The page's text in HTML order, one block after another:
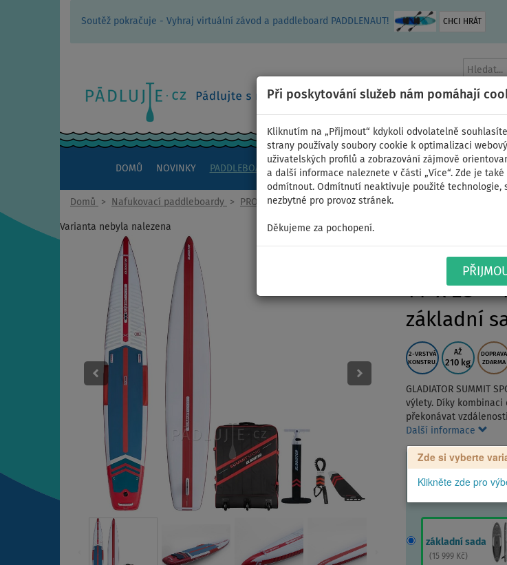
Soutěž pokračuje - Vyhraj virtuální závod a paddleboard PADDLENAUT! CHCI HRÁT
Při poskytování služeb nám pomáhají
Kliknutím na „Přijmout“ kdykoli odvolatelně
strany používaly soubory cookie k optimalizaci
uživatelských profilů a zobrazování zájmově
a další informace naleznete v části „Více“. Zde je
odmítnout. Odmítnutí neaktivuje použité technologie,
nezbytné pro provoz stránek.
Děkujeme za pochopení.
DOMŮ NOVINKY PADDLEBOARDY KAJAKY ČLUNY A MOTORY PÁDLA PLACHTY
Domů > Nafukovací paddleboardy > PRO SPORTOVNÍ JÍZDU
Varianta nebyla nalezena
14' x 28'' -
základní
2-VRSTVÁ
KONSTRU.
AŽ
210 kg
DOPRAVA
ZDARMA
GLADIATOR SUMMIT
výlety. Díky
překonávat
Další informace
Zde si vyberte
Klikněte zde pro
základní sada
( 15 999 Kč)